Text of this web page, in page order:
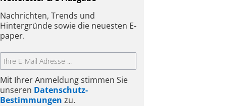
Nachrichten, Trends und
Hintergründe sowie die neuesten E-
paper.
Mit Ihrer Anmeldung stimmen Sie
unseren Datenschutz-
Bestimmungen zu.